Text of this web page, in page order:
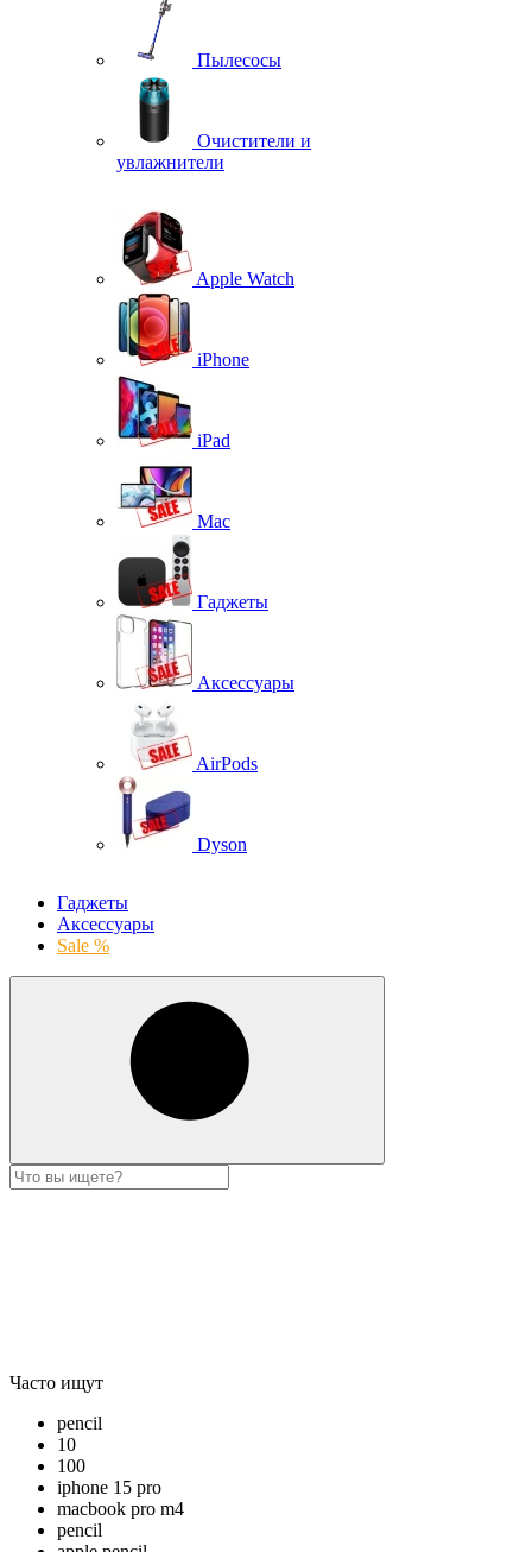
Пылесосы
Очистители и
увлажнители
Apple Watch
iPhone
iPad
Mac
Гаджеты
Аксессуары
AirPods
Dyson
Гаджеты
Аксессуары
Sale %
Часто ищут
pencil
10
100
iphone 15 pro
macbook pro m4
pencil